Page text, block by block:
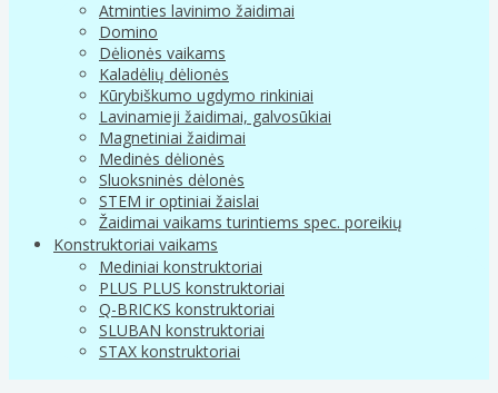
Atminties lavinimo žaidimai
Domino
Dėlionės vaikams
Kaladėlių dėlionės
Kūrybiškumo ugdymo rinkiniai
Lavinamieji žaidimai, galvosūkiai
Magnetiniai žaidimai
Medinės dėlionės
Sluoksninės dėlonės
STEM ir optiniai žaislai
Žaidimai vaikams turintiems spec. poreikių
Konstruktoriai vaikams
Mediniai konstruktoriai
PLUS PLUS konstruktoriai
Q-BRICKS konstruktoriai
SLUBAN konstruktoriai
STAX konstruktoriai